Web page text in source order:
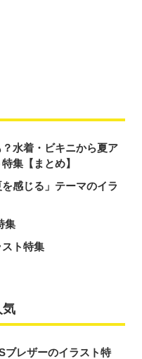
水着・ビキニから夏ア
集【まとめ】
感じる」テーマのイラ
集
ト特集
気
レザーのイラスト特